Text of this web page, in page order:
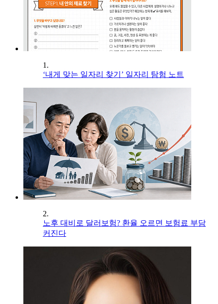
1.
‘내게 맞는 일자리 찾기’ 일자리 탐험 노트
2.
노후 대비로 달러보험? 환율 오르면 보험료 부담
커진다